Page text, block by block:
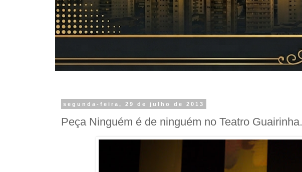
segunda-feira, 29 de julho de 2013
Peça Ninguém é de ninguém no Teatro Guairinha.